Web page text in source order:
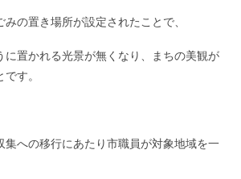
の置き場所が設定されたことで、
に置かれる光景が無くなり、まちの美観が
す。
集への移行にあたり市職員が対象地域を一